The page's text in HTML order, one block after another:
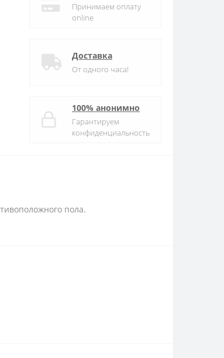
Принимаем оплату
online
Доставка
От одного часа!
100% анонимно
Гарантируем
конфиденциальность
пола.